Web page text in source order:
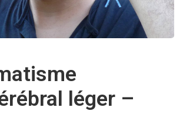
léger –